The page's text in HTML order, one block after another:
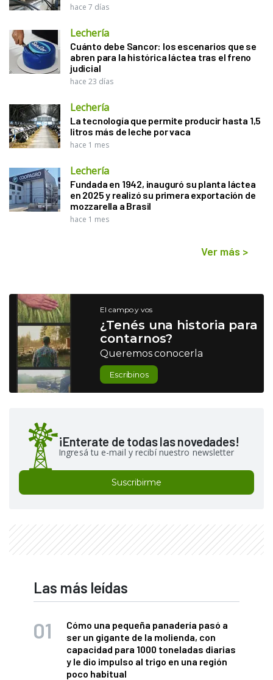
hace 7 días
Lechería
Cuánto debe Sancor: los escenarios que se
abren para la histórica láctea tras el freno
judicial
hace 23 días
Lechería
La tecnología que permite producir hasta 1,5
litros más de leche por vaca
hace 1 mes
Lechería
Fundada en 1942, inauguró su planta láctea
en 2025 y realizó su primera exportación de
mozzarella a Brasil
hace 1 mes
Ver más >
El campo y vos
¿Tenés una historia para
contarnos?
Queremos conocerla
Escribinos
¡Enterate de todas las novedades!
Ingresá tu e-mail y recibí nuestro newsletter
Suscribirme
Las más leídas
Cómo una pequeña panadería pasó a
ser un gigante de la molienda, con
capacidad para 1000 toneladas diarias
y le dio impulso al trigo en una región
poco habitual